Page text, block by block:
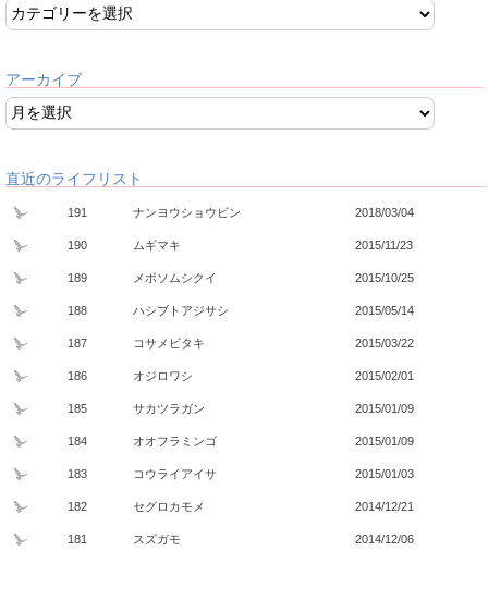
アーカイブ
直近のライフリスト
191 ナンヨウショウビン 2018/03/04
190 ムギマキ 2015/11/23
189 メボソムシクイ 2015/10/25
188 ハシブトアジサシ 2015/05/14
187 コサメビタキ 2015/03/22
186 オジロワシ 2015/02/01
185 サカツラガン 2015/01/09
184 オオフラミンゴ 2015/01/09
183 コウライアイサ 2015/01/03
182 セグロカモメ 2014/12/21
181 スズガモ 2014/12/06